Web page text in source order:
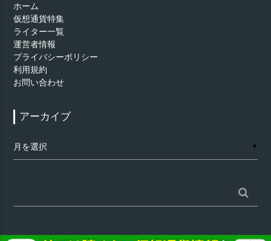
ホーム
仮想通貨特集
ライター一覧
運営者情報
プライバシーポリシー
利用規約
お問い合わせ
アーカイブ
ー
▼
索: